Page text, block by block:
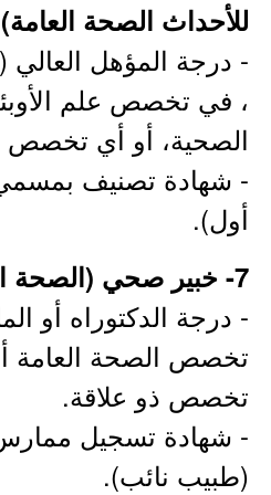
للأحداث الصحة
- درجة المؤهل العالي
، في تخصص علم
الصحية، أو أي تخصص
- شهادة تصنيف
أول).
7- خبير صحي (الصحة العالمية):
- درجة الدكتوراه أو
تخصص الصحة العامة
تخصص ذو علاقة.
- شهادة تسجيل
(طبيب نائب).